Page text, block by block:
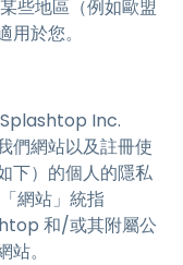
些地區（例如歐盟
於您。
Splashtop Inc.
們網站以及註冊使
下）的個人的隱私
網站」統指
和/或其附屬公
。